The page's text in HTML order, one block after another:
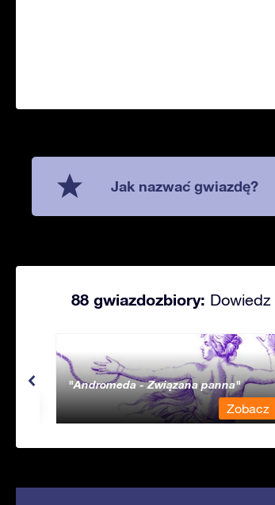
Jak nazwać gwiazdę?
88 gwiazdozbiory:
Andromeda - Związana panna
Zobacz